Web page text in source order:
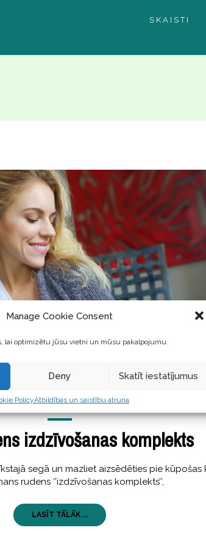
Manage Cookie Consent
lai optimizētu jūsu vietni un mūsu pakalpojumu.
Deny Skatīt iestatījumus
PolicyAtbildības un saistību atruna
SKAISTI
SKAISTI,STĀSTI
izdzīvošanas komplekts
segā un mazliet aizsēdēties pie kūpošas
rudens ‘’izdzīvošanas komplekts’’,
LASĪT TĀLĀK ...